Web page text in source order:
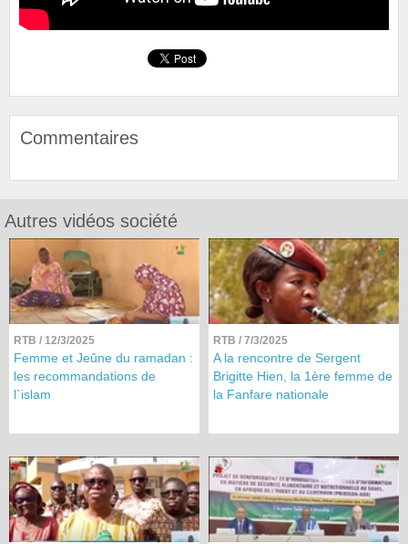
Commentaires
Autres vidéos société
RTB / 12/3/2025
Femme et Jeûne du ramadan :
les recommandations de
l`islam
RTB / 7/3/2025
A la rencontre de Sergent
Brigitte Hien, la 1ère femme de
la Fanfare nationale